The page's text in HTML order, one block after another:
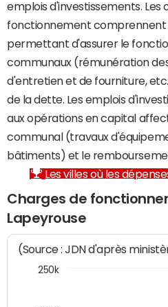
emplois d'investissements. Les
fonctionnement comprennent
permettant d'assurer le
communaux (rémunération
d'entretien et de fourniture,
de la dette. Les emplois
aux opérations en capital
communal (travaux
bâtiments) et le
Les villes où les
Charges de
Lapeyrouse
(Source : JDN d'après
250k